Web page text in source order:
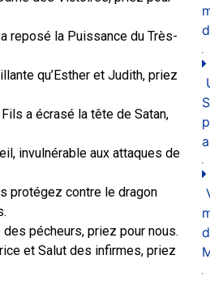
reposé la Puissance du Très-
qu’Esther et Judith, priez
a écrasé la tête de Satan,
invulnérable aux attaques de
protégez contre le dragon
pécheurs, priez pour nous.
et Salut des infirmes, priez